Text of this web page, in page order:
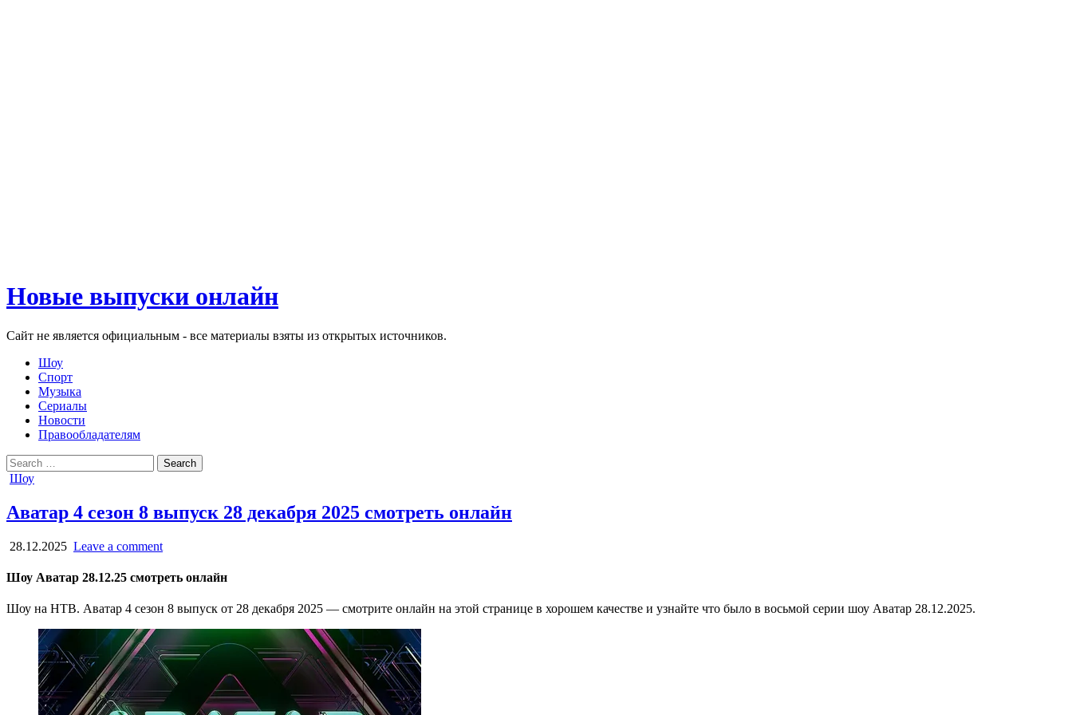
Новые выпуски онлайн
Сайт не является официальным - все материалы взяты из открытых источников.
Шоу
Спорт
Музыка
Сериалы
Новости
Правообладателям
Search
for:
Posted
Шоу
Аватар 4 сезон 8 выпуск 28 декабря 2025 смотреть онлайн
28.12.2025 Leave a comment
Шоу Аватар 28.12.25 смотреть онлайн
Шоу на НТВ. Аватар 4 сезон 8 выпуск от 28 декабря 2025 — смотрите онлайн на этой странице в хорошем качестве и узнайте что было в восьмой серии шоу Аватар 28.12.2025.